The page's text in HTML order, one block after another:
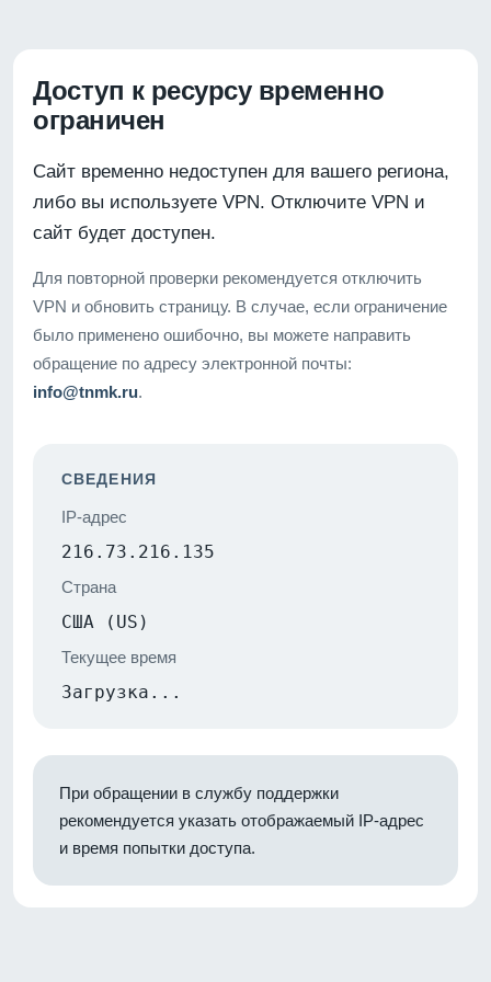
Доступ к ресурсу временно
ограничен
Сайт временно недоступен для вашего региона,
либо вы используете VPN. Отключите VPN и
сайт будет доступен.
Для повторной проверки рекомендуется отключить
VPN и обновить страницу. В случае, если ограничение
было применено ошибочно, вы можете направить
обращение по адресу электронной почты:
info@tnmk.ru.
СВЕДЕНИЯ
IP-адрес
216.73.216.135
Страна
США (US)
Текущее время
Загрузка...
При обращении в службу поддержки
рекомендуется указать отображаемый IP-адрес
и время попытки доступа.